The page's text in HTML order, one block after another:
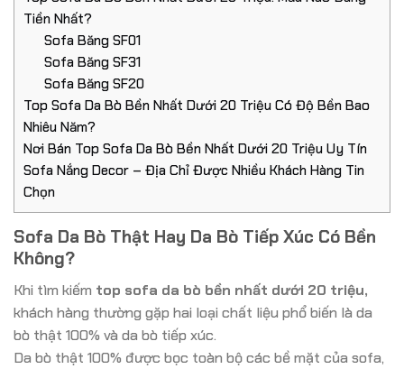
Tiền Nhất?
Sofa Băng SF01
Sofa Băng SF31
Sofa Băng SF20
Top Sofa Da Bò Bền Nhất Dưới 20 Triệu Có Độ Bền Bao
Nhiêu Năm?
Nơi Bán Top Sofa Da Bò Bền Nhất Dưới 20 Triệu Uy Tín
Sofa Nắng Decor – Địa Chỉ Được Nhiều Khách Hàng Tin
Chọn
Sofa Da Bò Thật Hay Da Bò Tiếp Xúc Có Bền
Không?
Khi tìm kiếm top sofa da bò bền nhất dưới 20 triệu,
khách hàng thường gặp hai loại chất liệu phổ biến là da
bò thật 100% và da bò tiếp xúc.
Da bò thật 100% được bọc toàn bộ các bề mặt của sofa,